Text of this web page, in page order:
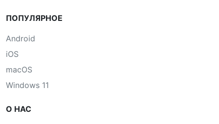
ПОПУЛЯРНОЕ
Android
iOS
macOS
Windows 11
О НАС